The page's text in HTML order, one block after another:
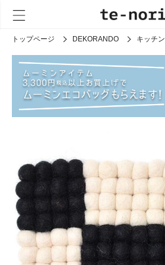
トップページ DEKORANDO キッチン